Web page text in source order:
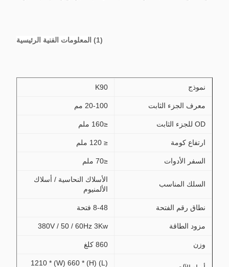
(1) المعلومات الفنية الرئيسية
نموذج K90
معرف الجزء الثابت 20-100 مم
OD للجزء الثابت ≤160 ملم
ارتفاع كومة ≤ 120 ملم
السفر الأدوات ≤70 ملم
السلك المناسب
الأسلاك النحاسية / أسلاك
الألمنيوم
نطاق رقم الفتحة 8-48 فتحة
مزود الطاقة 380V / 50 / 60Hz 3Kw
وزن 860 كلغ
(L) 1210 * (W) 660 * (H)